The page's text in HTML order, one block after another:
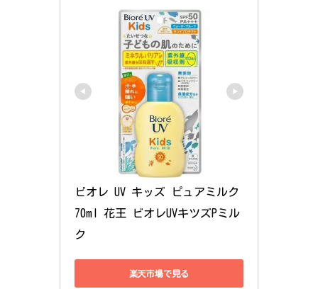
ビオレ UV キッズ ピュアミルク
70ml 花王 ビオレUVキツズPミル
ク
楽天市場で見る